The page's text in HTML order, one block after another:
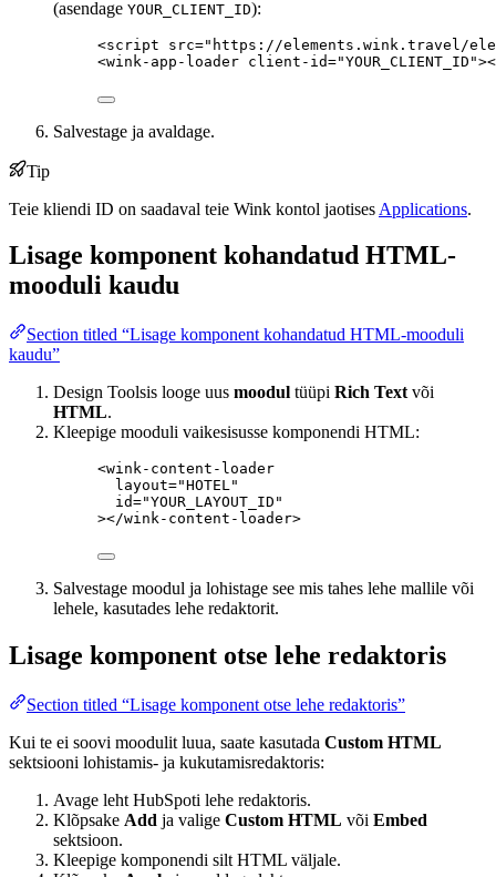
(asendage YOUR_CLIENT_ID):
<script src=" https://elements.wink.travel/
<wink-app-loader client-id="YOUR_CLIENT_ID "
Salvestage ja avaldage.
Tip
Teie kliendi ID on saadaval teie Wink kontol jaotises Applications.
Lisage komponent kohandatud HTML-
mooduli kaudu
Section titled “Lisage komponent kohandatud HTML-mooduli
kaudu”
Design Toolsis looge uus moodul tüüpi Rich Text või
HTML.
Kleepige mooduli vaikesisusse komponendi HTML:
<wink-content-loader
layout="HOTEL"
id="YOUR_LAYOUT_ID "
></wink-content-loader>
Salvestage moodul ja lohistage see mis tahes lehe mallile või
lehele, kasutades lehe redaktorit.
Lisage komponent otse lehe redaktoris
Section titled “Lisage komponent otse lehe redaktoris”
Kui te ei soovi moodulit luua, saate kasutada Custom HTML
sektsiooni lohistamis- ja kukutamisredaktoris:
Avage leht HubSpoti lehe redaktoris.
Klõpsake Add ja valige Custom HTML või Embed
sektsioon.
Kleepige komponendi silt HTML väljale.